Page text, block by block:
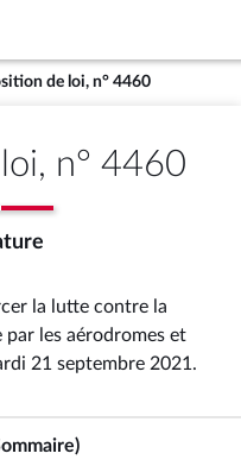
de loi, n° 4460
n° 4460
la lutte contre la
les aérodromes et
21 septembre 2021 .